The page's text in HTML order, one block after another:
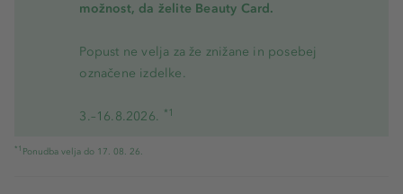
možnost, da želite Beauty Card.
Popust ne velja za že znižane in posebej
označene izdelke.
3.–16.8.2026. *1
*1 Ponudba velja do 17. 08. 26.